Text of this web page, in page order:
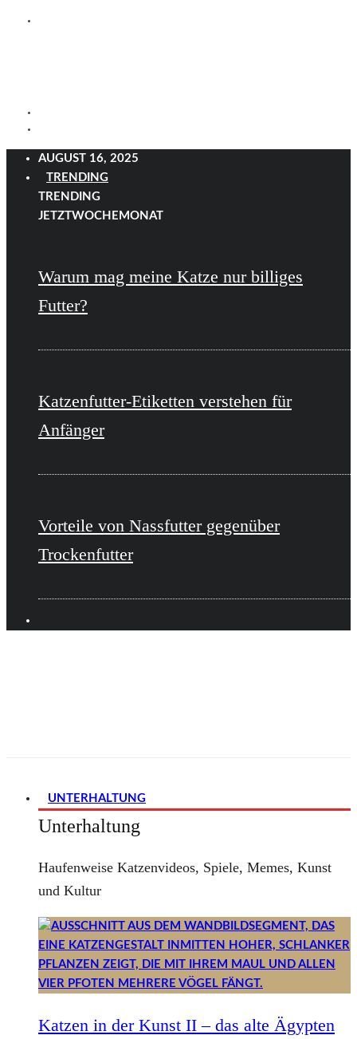
AUGUST 16, 2025
TRENDING
TRENDING
JETZTWOCHE MONAT
Warum mag meine Katze nur billiges
Futter?
Katzenfutter-Etiketten verstehen für
Anfänger
Vorteile von Nassfutter gegenüber
Trockenfutter
UNTERHALTUNG
Unterhaltung
Haufenweise Katzenvideos, Spiele, Memes, Kunst
und Kultur
Katzen in der Kunst II – das alte Ägypten